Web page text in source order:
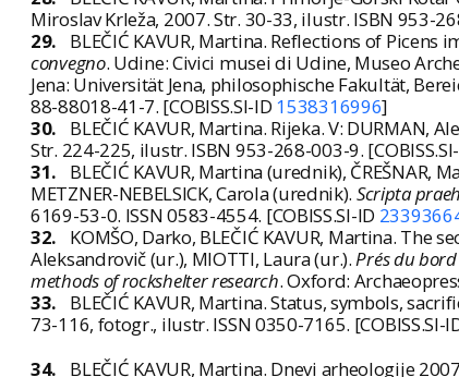
Miroslav Krleža, 2007. Str. 30-33, ilustr. ISBN 953-
29.
BLEČIĆ KAVUR, Martina. Reflections of Picens
convegno. Udine: Civici musei di Udine, Museo
Jena: Universität Jena, philosophische Fakultät,
88-88018-41-7. [COBISS.SI-ID 1538316996]
30.
BLEČIĆ KAVUR, Martina. Rijeka. V: DURMAN,
Str. 224-225, ilustr. ISBN 953-268-003-9.
31.
BLEČIĆ KAVUR, Martina (urednik), ČREŠNAR,
METZNER-NEBELSICK, Carola (urednik). Scripta
6169-53-0. ISSN 0583-4554. [COBISS.SI-ID
32.
KOMŠO, Darko, BLEČIĆ KAVUR, Martina. The
Aleksandrovič (ur.), MIOTTI, Laura (ur.).Prés du
methods of rockshelter research. Oxford:
33.
BLEČIĆ KAVUR, Martina. Status, symbols,
73-116, fotogr., ilustr. ISSN 0350-7165. [COBISS.SI-
34. BLEČIĆ KAVUR, Martina. Dnevi arheologije